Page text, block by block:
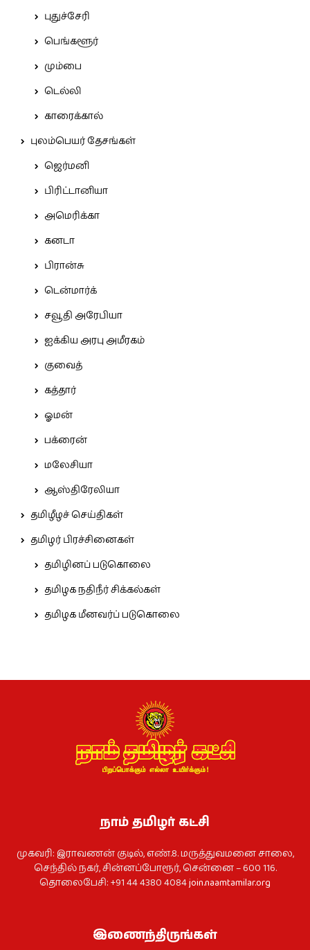
புதுச்சேரி
பெங்களூர்
மும்பை
டெல்லி
காரைக்கால்
புலம்பெயர் தேசங்கள்
ஜெர்மனி
பிரிட்டானியா
அமெரிக்கா
கனடா
பிரான்சு
டென்மார்க்
சவூதி அரேபியா
ஐக்கிய அரபு அமீரகம்
குவைத்
கத்தார்
ஓமன்
பக்ரைன்
மலேசியா
ஆஸ்திரேலியா
தமிழீழச் செய்திகள்
தமிழர் பிரச்சினைகள்
தமிழினப் படுகொலை
தமிழக நதிநீர் சிக்கல்கள்
தமிழக மீனவர்ப் படுகொலை
நாம் தமிழர் கட்சி
முகவரி: இராவணன் குடில், எண்.8. மருத்துவமனை சாலை,
செந்தில் நகர், சின்னப்போரூர், சென்னை – 600 116.
தொலைபேசி: +91 44 4380 4084join.naamtamilar.org
இணைந்திருங்கள்